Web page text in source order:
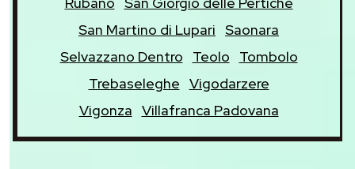
San Martino di Lupari Saonara
Selvazzano Dentro
Teolo
Tombolo
Trebaseleghe Vigodarzere
Vigonza Villafranca Padovana